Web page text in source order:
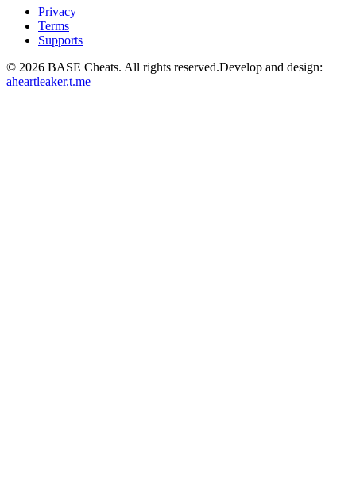
Privacy
Terms
Supports
© 2026 BASE Cheats. All rights reserved.Develop and design:
aheartleaker.t.me